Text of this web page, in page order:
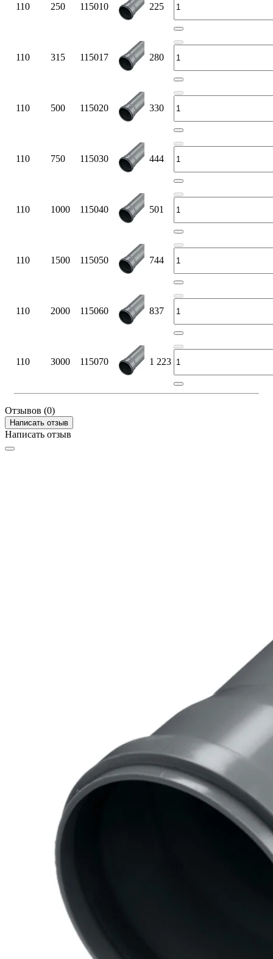
110 250 115010 225
110 315 115017 280
110 500 115020 330
110 750 115030 444
110 1000 115040 501
110 1500 115050 744
110 2000 115060 837
110 3000 115070 1 223
Отзывов (0)
Написать отзыв
Написать отзыв